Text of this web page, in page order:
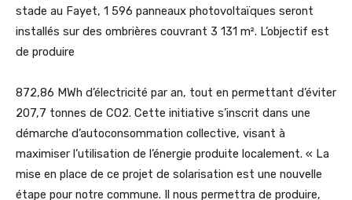
stade au Fayet, 1 596 panneaux photovoltaïques seront
installés sur des ombrières couvrant 3 131 m². L’objectif est
de produire
872,86 MWh d’électricité par an, tout en permettant d’éviter
207,7 tonnes de CO2. Cette initiative s’inscrit dans une
démarche d’autoconsommation collective, visant à
maximiser l’utilisation de l’énergie produite localement. « La
mise en place de ce projet de solarisation est une nouvelle
étape pour notre commune. Il nous permettra de produire,